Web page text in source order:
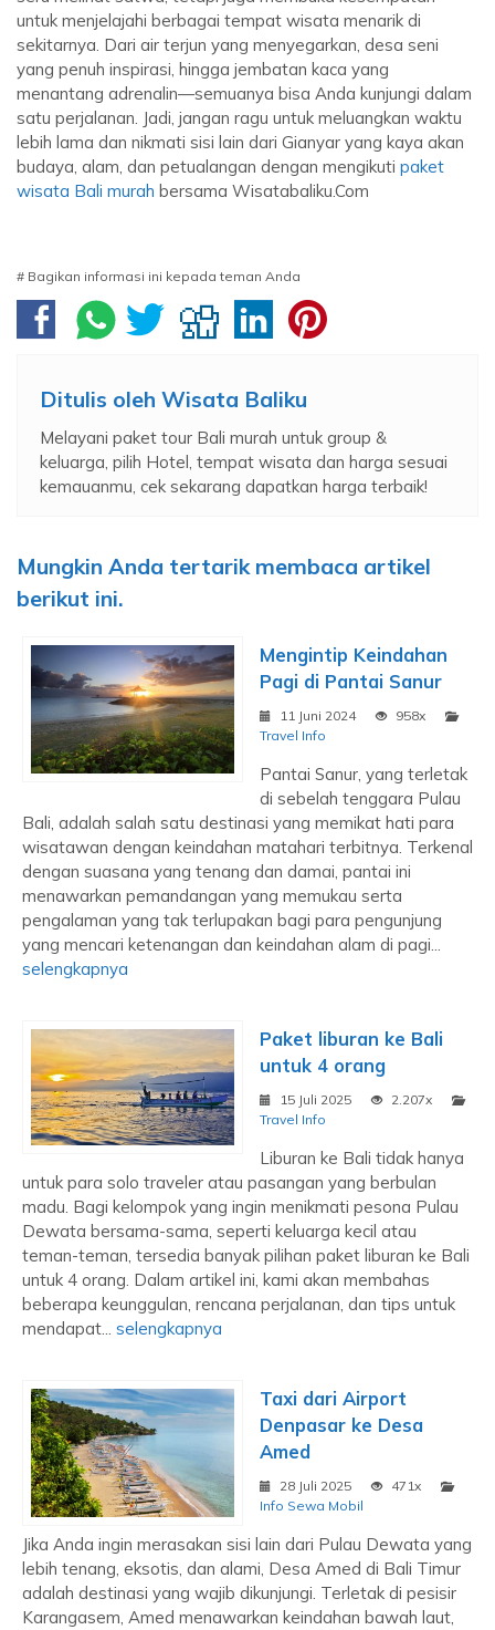
untuk menjelajahi berbagai tempat wisata menarik di
sekitarnya. Dari air terjun yang menyegarkan, desa seni
yang penuh inspirasi, hingga jembatan kaca yang
menantang adrenalin—semuanya bisa Anda kunjungi dalam
satu perjalanan. Jadi, jangan ragu untuk meluangkan waktu
lebih lama dan nikmati sisi lain dari Gianyar yang kaya akan
budaya, alam, dan petualangan dengan mengikuti paket
wisata Bali murah bersama Wisatabaliku.Com
# Bagikan informasi ini kepada teman Anda
Ditulis oleh Wisata Baliku
Melayani paket tour Bali murah untuk group &
keluarga, pilih Hotel, tempat wisata dan harga sesuai
kemauanmu, cek sekarang dapatkan harga terbaik!
Mungkin Anda tertarik membaca artikel
berikut ini.
Mengintip Keindahan
Pagi di Pantai Sanur
11 Juni 2024
958x
Travel Info
Pantai Sanur, yang terletak
di sebelah tenggara Pulau
Bali, adalah salah satu destinasi yang memikat hati para
wisatawan dengan keindahan matahari terbitnya. Terkenal
dengan suasana yang tenang dan damai, pantai ini
menawarkan pemandangan yang memukau serta
pengalaman yang tak terlupakan bagi para pengunjung
yang mencari ketenangan dan keindahan alam di pagi...
selengkapnya
Paket liburan ke Bali
untuk 4 orang
15 Juli 2025
2.207x
Travel Info
Liburan ke Bali tidak hanya
untuk para solo traveler atau pasangan yang berbulan
madu. Bagi kelompok yang ingin menikmati pesona Pulau
Dewata bersama-sama, seperti keluarga kecil atau
teman-teman, tersedia banyak pilihan paket liburan ke Bali
untuk 4 orang. Dalam artikel ini, kami akan membahas
beberapa keunggulan, rencana perjalanan, dan tips untuk
mendapat... selengkapnya
Taxi dari Airport
Denpasar ke Desa
Amed
28 Juli 2025
471x
Info Sewa Mobil
Jika Anda ingin merasakan sisi lain dari Pulau Dewata yang
lebih tenang, eksotis, dan alami, Desa Amed di Bali Timur
adalah destinasi yang wajib dikunjungi. Terletak di pesisir
Karangasem, Amed menawarkan keindahan bawah laut,